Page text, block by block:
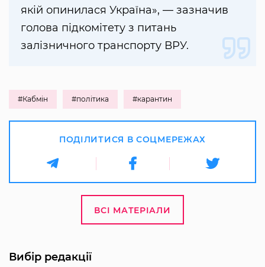
якій опинилася Україна», — зазначив
голова підкомітету з питань
залізничного транспорту ВРУ.
#Кабмін #політика #карантин
ПОДІЛИТИСЯ В СОЦМЕРЕЖАХ
ВСІ МАТЕРІАЛИ
Вибір редакції